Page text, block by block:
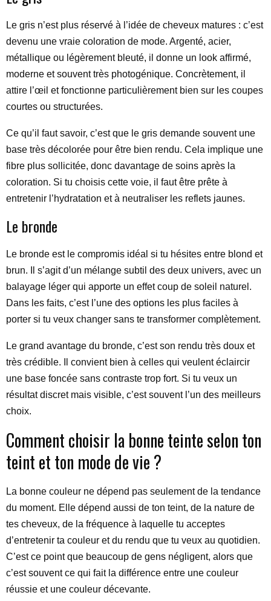
Le gris n’est plus réservé à l’idée de cheveux matures : c’est
devenu une vraie coloration de mode. Argenté, acier,
métallique ou légèrement bleuté, il donne un look affirmé,
moderne et souvent très photogénique. Concrètement, il
attire l’œil et fonctionne particulièrement bien sur les coupes
courtes ou structurées.
Ce qu’il faut savoir, c’est que le gris demande souvent une
base très décolorée pour être bien rendu. Cela implique une
fibre plus sollicitée, donc davantage de soins après la
coloration. Si tu choisis cette voie, il faut être prête à
entretenir l’hydratation et à neutraliser les reflets jaunes.
Le bronde
Le bronde est le compromis idéal si tu hésites entre blond et
brun. Il s’agit d’un mélange subtil des deux univers, avec un
balayage léger qui apporte un effet coup de soleil naturel.
Dans les faits, c’est l’une des options les plus faciles à
porter si tu veux changer sans te transformer complètement.
Le grand avantage du bronde, c’est son rendu très doux et
très crédible. Il convient bien à celles qui veulent éclaircir
une base foncée sans contraste trop fort. Si tu veux un
résultat discret mais visible, c’est souvent l’un des meilleurs
choix.
Comment choisir la bonne teinte selon ton
teint et ton mode de vie ?
La bonne couleur ne dépend pas seulement de la tendance
du moment. Elle dépend aussi de ton teint, de la nature de
tes cheveux, de la fréquence à laquelle tu acceptes
d’entretenir ta couleur et du rendu que tu veux au quotidien.
C’est ce point que beaucoup de gens négligent, alors que
c’est souvent ce qui fait la différence entre une couleur
réussie et une couleur décevante.